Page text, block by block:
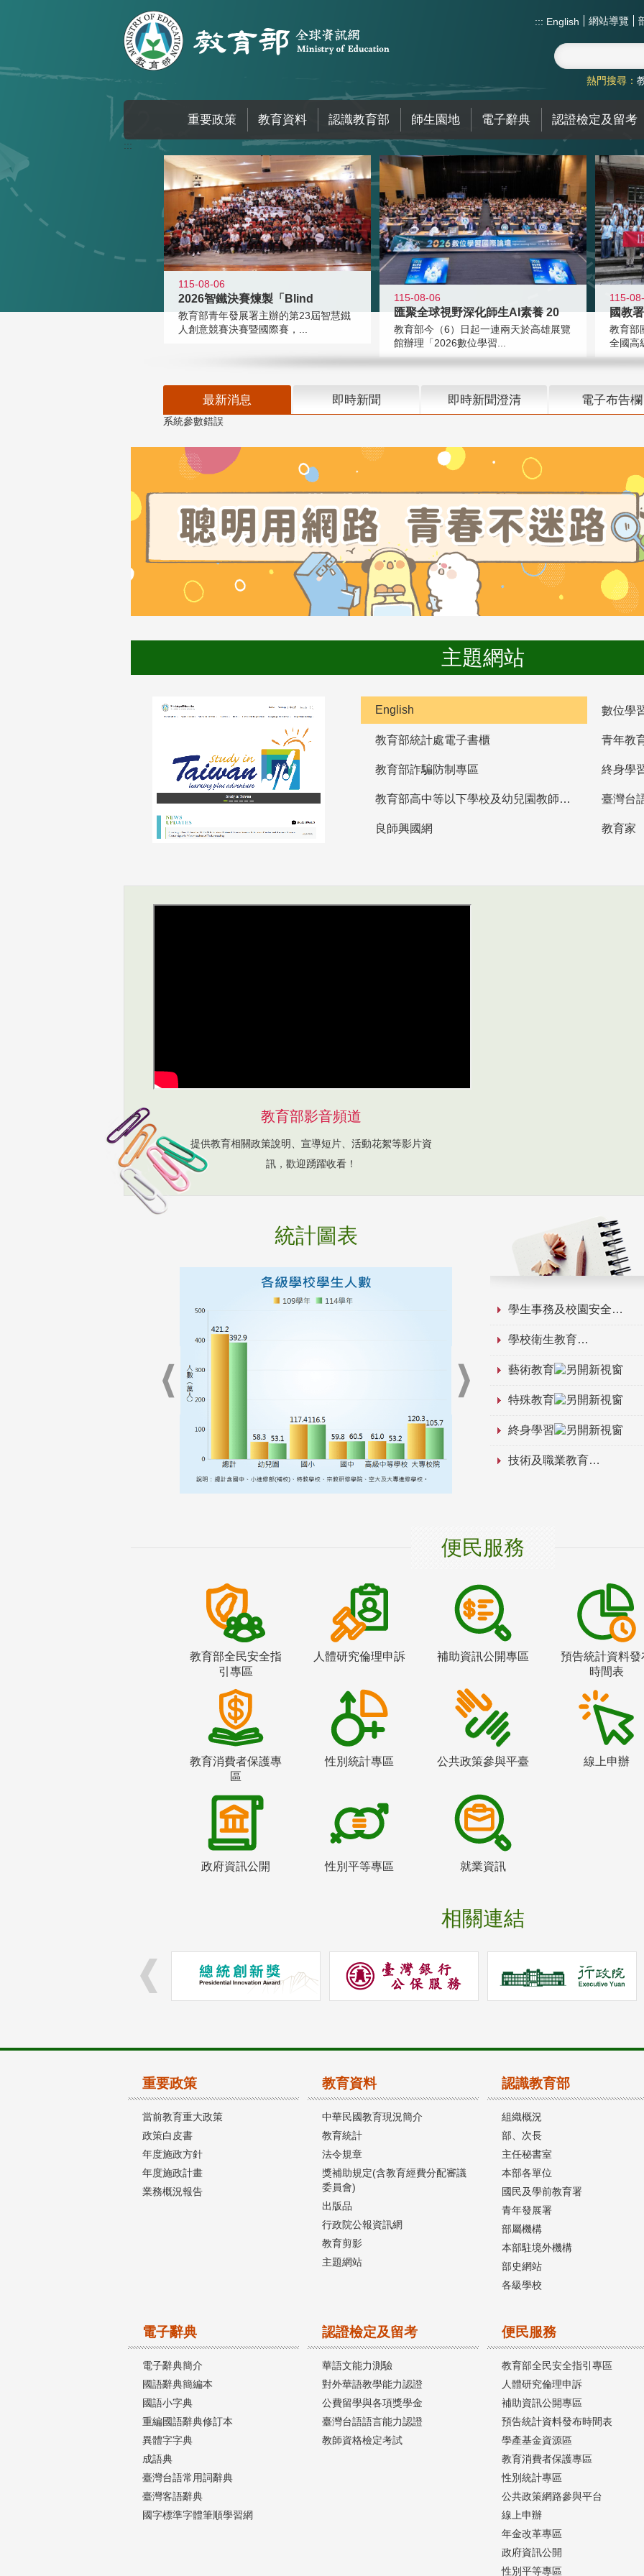
::: English 網站導覽
熱門搜尋：
重要政策 教育資料 認識教育部 師生園地 電子辭典 認證檢定及留考
:::
115-08-06
2026智鐵決賽煉製「Blind
教育部青年發展署主辦的第23屆智慧鐵
人創意競賽決賽暨國際賽，...
115-08-06
匯聚全球視野深化師生AI素養 20
教育部今（6）日起一連兩天於高雄展覽
館辦理「2026數位學習...
115-
教育部
全國高
最新消息 即時新聞 即時新聞澄清 電子布告欄
系統參數錯誤
主題網站
English 數位學
教育部統計處電子書櫃 青年教
教育部詐騙防制專區 終身學
教育部高中等以下學校及幼兒園教師資格檢定考試 臺灣台
良師興國網 教育家
教育部影音頻道
提供教育相關政策說明、宣導短片、活動花絮等影片資
訊，歡迎踴躍收看！
統計圖表
學生事務及校園安全
學校衛生教育
藝術教育
特殊教育
終身學習
技術及職業教育
便民服務
教育部全民安全指
引專區
人體研究倫理申訴 補助資訊公開專區
預告統計資料發
時間表
教育消費者保護專
區
性別統計專區 公共政策參與平臺 線上申辦
政府資訊公開 性別平等專區 就業資訊
相關連結
重要政策
當前教育重大政策
政策白皮書
年度施政方針
年度施政計畫
業務概況報告
教育資料
中華民國教育現況簡介
教育統計
法令規章
獎補助規定(含教育經費分配審議
委員會)
出版品
行政院公報資訊網
教育剪影
主題網站
認識教育部
組織概況
部、次長
主任秘書室
本部各單位
國民及學前教育署
青年發展署
部屬機構
本部駐境外機構
部史網站
各級學校
電子辭典
電子辭典簡介
國語辭典簡編本
國語小字典
重編國語辭典修訂本
異體字字典
成語典
臺灣台語常用詞辭典
臺灣客語辭典
國字標準字體筆順學習網
認證檢定及留考
華語文能力測驗
對外華語教學能力認證
公費留學與各項獎學金
臺灣台語語言能力認證
教師資格檢定考試
便民服務
教育部全民安全指引專區
人體研究倫理申訴
補助資訊公開專區
預告統計資料發布時間表
學產基金資源區
教育消費者保護專區
性別統計專區
公共政策網路參與平台
線上申辦
年金改革專區
政府資訊公開
性別平等專區